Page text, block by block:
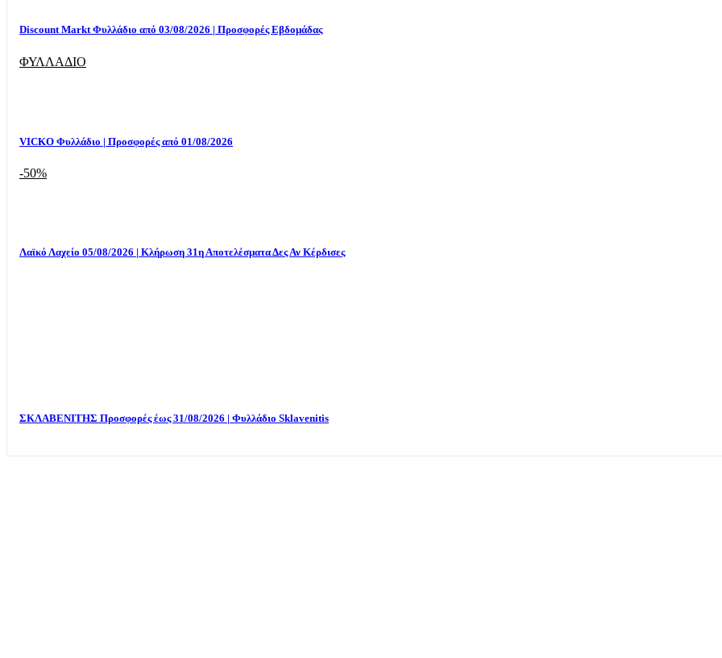
Discount Markt Φυλλάδιο από 03/08/2026 | Προσφορές Εβδομάδας
ΦΥΛΛΑΔΙΟ
VICKO Φυλλάδιο | Προσφορές από 01/08/2026
-50%
Λαϊκό Λαχείο 05/08/2026 | Κλήρωση 31η Αποτελέσματα Δες Αν Κέρδισες
ΣΚΛΑΒΕΝΙΤΗΣ Προσφορές έως 31/08/2026 | Φυλλάδιο Sklavenitis